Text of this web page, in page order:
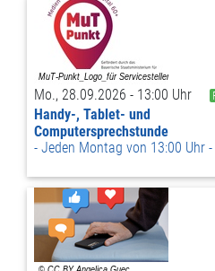
Mo., 28.09.2026 - 13:00 Uhr
Handy-, Tablet- und
Computersprechstunde
Jeden Montag von 13:00 Uhr